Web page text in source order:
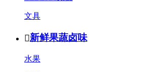
文具
新鲜果蔬卤味
水果